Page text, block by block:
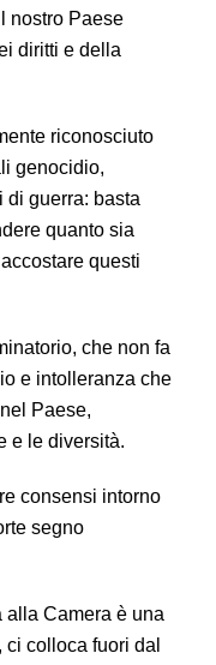
nostro Paese
diritti e della
riconosciuto
genocidio,
di guerra: basta
quanto sia
questi
che non fa
e intolleranza che
Paese,
e le diversità.
consensi intorno
segno
alla Camera è una
colloca fuori dal